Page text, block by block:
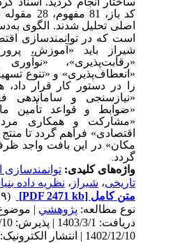
اصلی تحلیل شدند. الگوی
است کهدر توانمندسازی
شیراز باید «آموزش،
«رقابت‌پذیری»، «نوآوری
«انعطاف‌پذیری» و «تنوع
را در دستور کار قرار داد،
«نیازسنجی و ساماندهی
«ضوابط و قواعد تأمین
«مشارکت و همکاری
اقتصادی» فراهم گردد تا منتج
مکان» در این بافت واجد
گردد.
واژه‌های کلیدی:توانمندسازی
تاریخی،شیراز ، نظریه داده بنیاد
متن کامل[PDF 2471 kb]
نوع مطالعه:پژوهشي| موضوع
1402/12/10 | انتشار الکترونیک: 1402/12/10